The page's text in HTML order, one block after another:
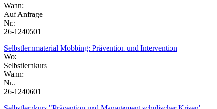
Wann:
Auf Anfrage
Nr.:
26-1240501
Selbstlernmaterial Mobbing: Prävention und Intervention
Wo:
Selbstlernkurs
Wann:
Nr.:
26-1240601